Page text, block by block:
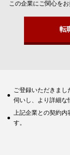
この企業にご関心をお
転
ご登録いただきまし
伺いし、より詳細な
上記企業との契約内
す。